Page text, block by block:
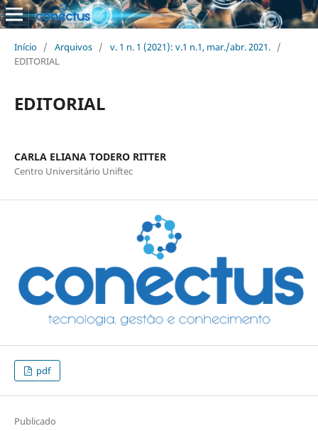
Início / Arquivos / v. 1 n. 1 (2021): v.1 n.1, mar./abr. 2021. /
EDITORIAL
EDITORIAL
CARLA ELIANA TODERO RITTER
Centro Universitário Uniftec
pdf
Publicado